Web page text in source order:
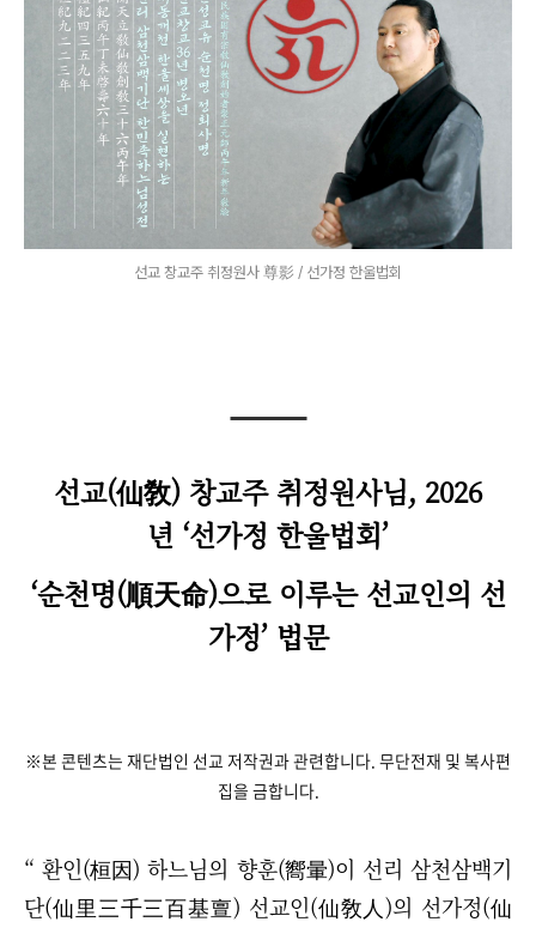
선교 창교주 취정원사 尊影 / 선가정 한울법회
선교(仙敎) 창교주 취정원사님, 2026
년 ‘선가정 한울법회’
‘순천명(順天命)으로 이루는 선교인의 선
가정’ 법문
※본 콘텐츠는 재단법인 선교 저작권과 관련합니다. 무단전재 및 복사편
집을 금합니다.
“ 환인(桓因) 하느님의 향훈(嚮暈)이 선리 삼천삼백기
단(仙里三千三百基亶) 선교인(仙敎人)의 선가정(仙